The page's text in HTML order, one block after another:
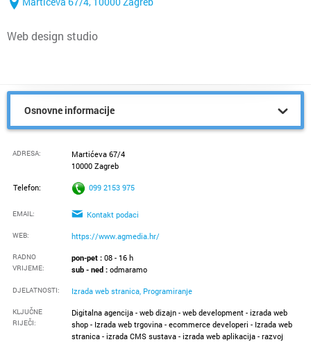
Web design studio
Osnovne informacije
ADRESA:
Martićeva 67/4
10000 Zagreb
Telefon: 099 2153 975
EMAIL: Kontakt podaci
WEB: https://www.agmedia.hr/
RADNO
VRIJEME:
pon-pet :08 - 16 h
sub - ned :odmaramo
DJELATNOSTI: Izrada web stranica, Programiranje
KLJUČNE
RIJEČI:
Digitalna agencija - web dizajn - web development - izrada web
shop - Izrada web trgovina - ecommerce developeri - Izrada web
stranica - izrada CMS sustava - izrada web aplikacija - razvoj